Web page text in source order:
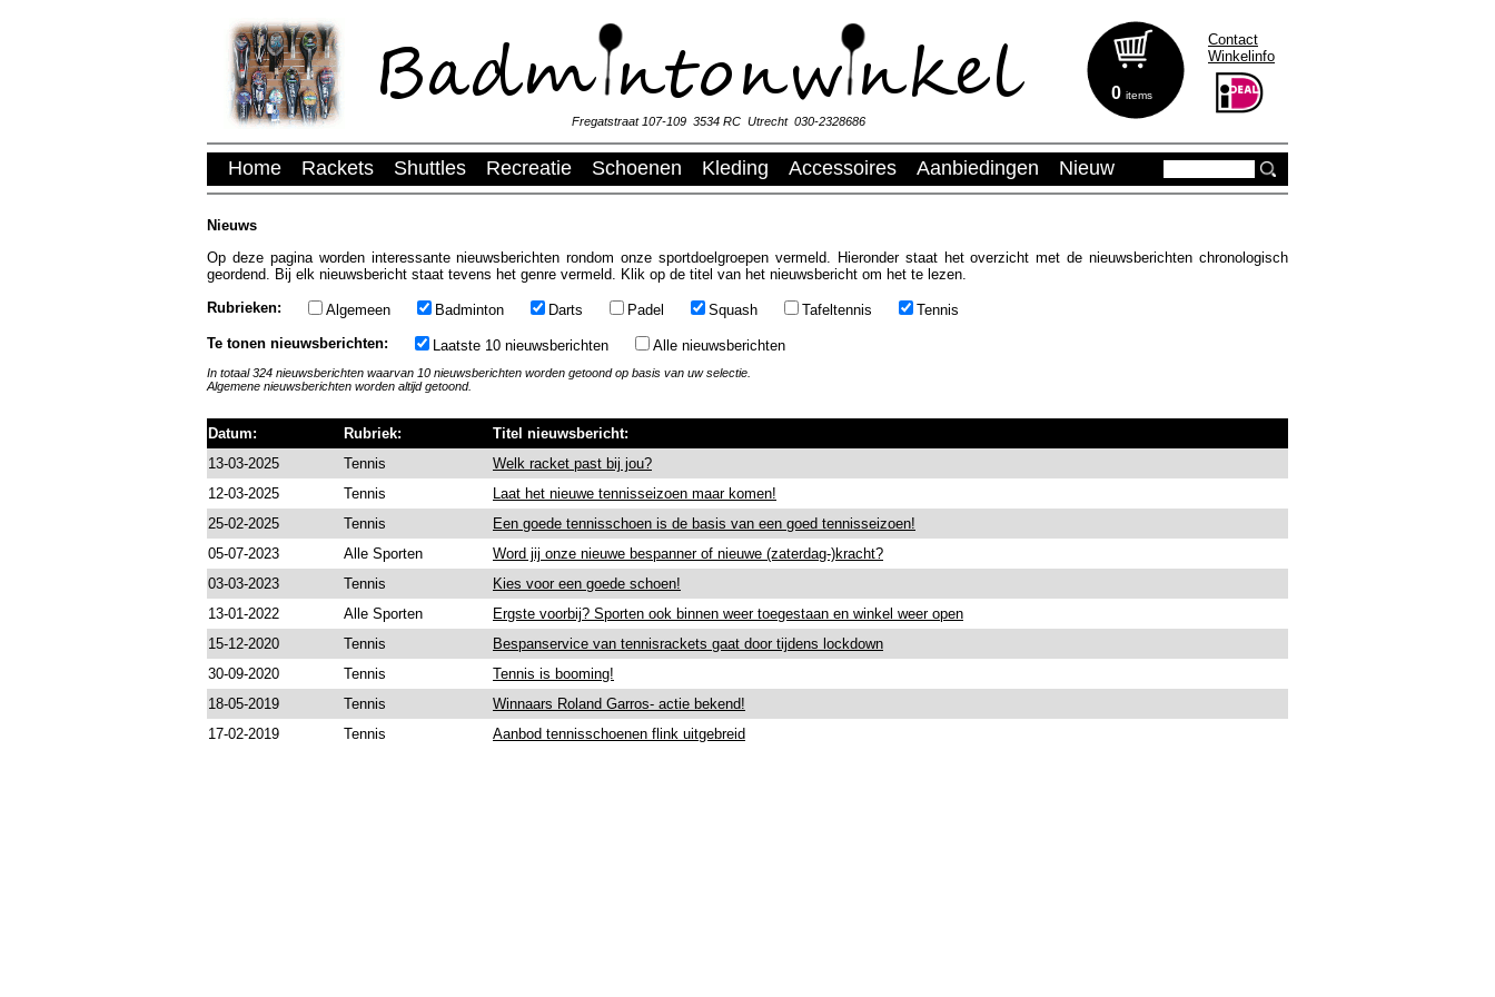
Fregatstraat 107-109 3534 RC Utrecht 030-2328686
0 items
Contact
Winkelinfo
Home Rackets Shuttles Recreatie Schoenen Kleding Accessoires Aanbiedingen Nieuw
Nieuws
Op deze pagina worden interessante nieuwsberichten rondom onze sportdoelgroepen vermeld. Hieronder staat het overzicht met de nieuwsberichten chronologisch
geordend. Bij elk nieuwsbericht staat tevens het genre vermeld. Klik op de titel van het nieuwsbericht om het te lezen.
Rubrieken: Algemeen Badminton Darts Padel Squash Tafeltennis Tennis
Te tonen nieuwsberichten: Laatste 10 nieuwsberichten Alle nieuwsberichten
In totaal 324 nieuwsberichten waarvan 10 nieuwsberichten worden getoond op basis van uw selectie.
Algemene nieuwsberichten worden altijd getoond.
Datum: Rubriek:
Titel nieuwsbericht:
13-03-2025
Tennis
Welk racket past bij jou?
12-03-2025
Tennis
Laat het nieuwe tennisseizoen maar komen!
25-02-2025
Tennis
Een goede tennisschoen is de basis van een goed tennisseizoen!
05-07-2023
Alle Sporten
Word jij onze nieuwe bespanner of nieuwe (zaterdag-)kracht?
03-03-2023
Tennis
Kies voor een goede schoen!
13-01-2022
Alle Sporten
Ergste voorbij? Sporten ook binnen weer toegestaan en winkel weer open
15-12-2020
Tennis
Bespanservice van tennisrackets gaat door tijdens lockdown
30-09-2020
Tennis
Tennis is booming!
18-05-2019
Tennis
Winnaars Roland Garros- actie bekend!
17-02-2019
Tennis Aanbod tennisschoenen flink uitgebreid